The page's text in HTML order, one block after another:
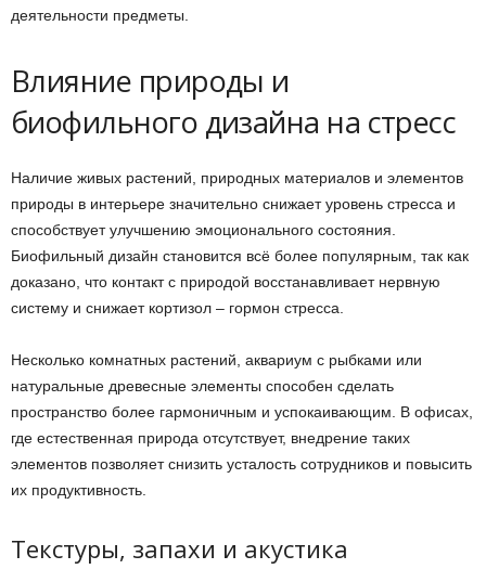
деятельности предметы.
Влияние природы и
биофильного дизайна на стресс
Наличие живых растений, природных материалов и элементов
природы в интерьере значительно снижает уровень стресса и
способствует улучшению эмоционального состояния.
Биофильный дизайн становится всё более популярным, так как
доказано, что контакт с природой восстанавливает нервную
систему и снижает кортизол – гормон стресса.
Несколько комнатных растений, аквариум с рыбками или
натуральные древесные элементы способен сделать
пространство более гармоничным и успокаивающим. В офисах,
где естественная природа отсутствует, внедрение таких
элементов позволяет снизить усталость сотрудников и повысить
их продуктивность.
Текстуры, запахи и акустика